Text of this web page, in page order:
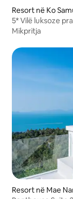
Resort në Ko
5* Vilë luksoze
Mikpritja
Resort në Mae